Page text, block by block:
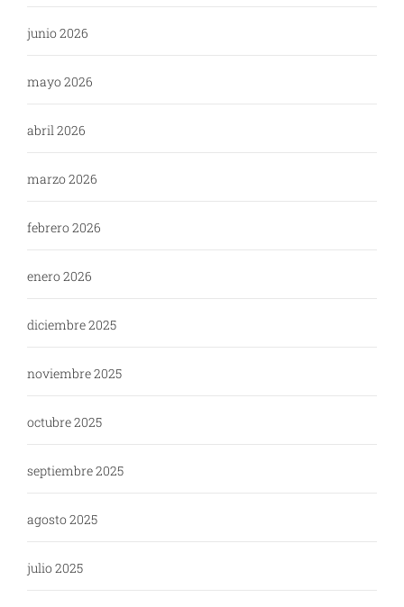
junio 2026
mayo 2026
abril 2026
marzo 2026
febrero 2026
enero 2026
diciembre 2025
noviembre 2025
octubre 2025
septiembre 2025
agosto 2025
julio 2025